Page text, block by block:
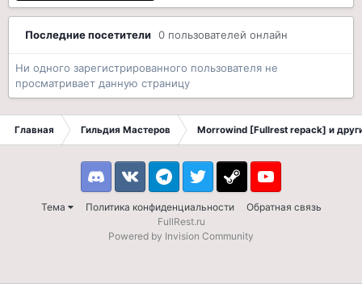
Последние посетители 0 пользователей онлайн
Ни одного зарегистрированного пользователя не
просматривает данную страницу
Главная Гильдия Мастеров Morrowind [Fullrest repack] и
Тема Политика конфиденциальности Обратная связь
DiscordVK TelegramTwitter Steam Youtube
FullRest.ru
Powered by Invision Community